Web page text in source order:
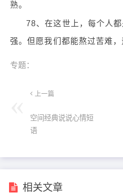
熟。
78、在这世上，每个人
强。但愿我们都能熬过苦难，
专题：
上一篇
空间经典说说心情短
语
相关文章